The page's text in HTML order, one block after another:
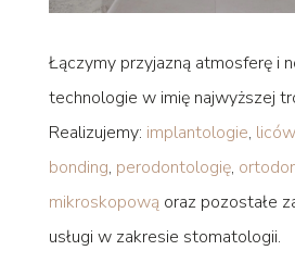
Łączymy przyjazną atmosferę i
technologie w imię najwyższej
Realizujemy: implantologie,
bonding, perodontologię,
mikroskopową oraz pozostałe
usługi w zakresie stomatologii.